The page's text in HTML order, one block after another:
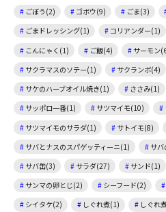
ごぼう(2)
ゴボウ(9) ごま(3)
ごまドレッシング(1)
コリアンダー(1)
こんにゃく(1)
ご飯(4) サーモン
サクラマスのソテー(1)
サクランボ(4)
サケのハーブオイル焼き(1)
ささみ(1)
サッポロ一番(1)
サツマイモ(10)
サツマイモのサラダ(1)
サトイモ(8)
サバとナスのスパゲッティーニ(1)
サ
サバ缶(3)
サラダ(27) サンド(1)
サンマの卵とじ(2)
シーフード(2)
シイタケ(2)
しぐれ煮(1) しぐれ